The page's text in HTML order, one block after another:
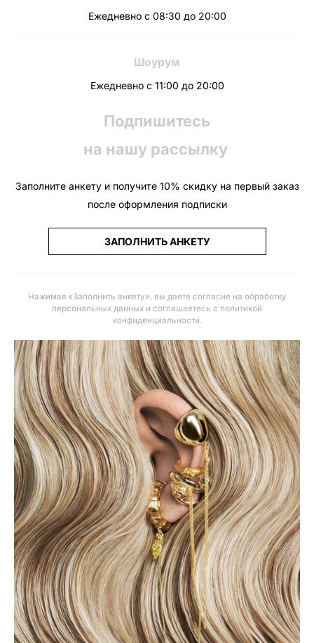
Ежедневно с 08:30 до 20:00
Шоурум
Ежедневно с 11:00 до 20:00
Подпишитесь
на нашу рассылку
Заполните анкету и получите 10% скидку на первый заказ
после оформления подписки
ЗАПОЛНИТЬ АНКЕТУ
Нажимая «Заполнить анкету», вы даете согласие на обработку
персональных данных и соглашаетесь с политикой
конфиденциальности.